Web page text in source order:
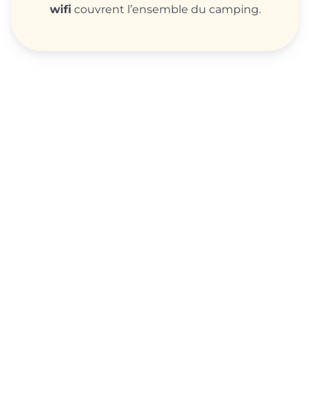
wificouvrent l’ensemble du camping.